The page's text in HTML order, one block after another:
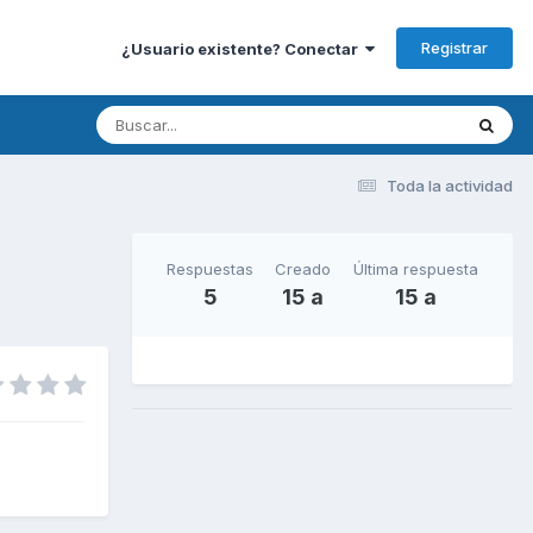
¿Usuario existente? Conectar Registrar
Toda la actividad
Respuestas
5
Creado
15 a
Última respuesta
15 a